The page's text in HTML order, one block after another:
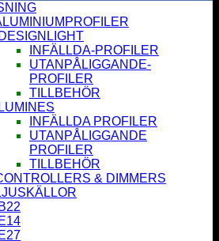
DESIGNLIGHT
INFÄLLDA-PROFILER
UTANPÅLIGGANDE-
PROFILER
TILLBEHÖR
LUMINES
INFÄLLDA PROFILER
UTANPÅLIGGANDE
PROFILER
TILLBEHÖR
& DIMMERS
B22
E14
E27